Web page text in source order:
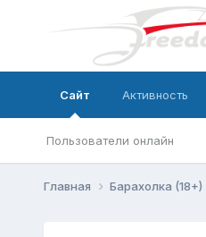
Сайт
Пользователи онлайн
Активность
Главная Барахолка (18+)